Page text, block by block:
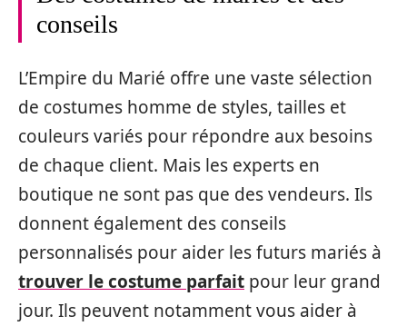
conseils
L’Empire du Marié offre une vaste sélection
de costumes homme de styles, tailles et
couleurs variés pour répondre aux besoins
de chaque client. Mais les experts en
boutique ne sont pas que des vendeurs. Ils
donnent également des conseils
personnalisés pour aider les futurs mariés à
trouver le costume parfait pour leur grand
jour. Ils peuvent notamment vous aider à